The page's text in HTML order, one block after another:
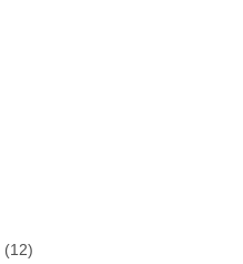
(12)